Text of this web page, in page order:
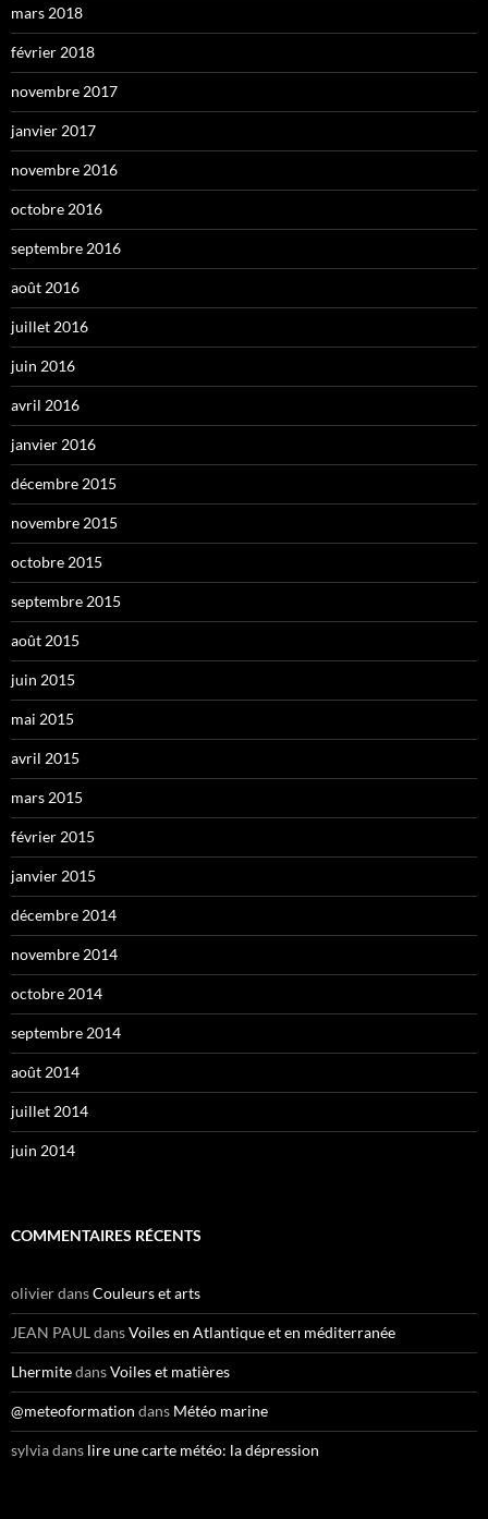
mars 2018
février 2018
novembre 2017
janvier 2017
novembre 2016
octobre 2016
septembre 2016
août 2016
juillet 2016
juin 2016
avril 2016
janvier 2016
décembre 2015
novembre 2015
octobre 2015
septembre 2015
août 2015
juin 2015
mai 2015
avril 2015
mars 2015
février 2015
janvier 2015
décembre 2014
novembre 2014
octobre 2014
septembre 2014
août 2014
juillet 2014
juin 2014
COMMENTAIRES RÉCENTS
olivierdansCouleurs et arts
JEAN PAUL dansVoiles en Atlantique et en méditerranée
LhermitedansVoiles et matières
@meteoformation dans Météo marine
sylviadans lire une carte météo: la dépression